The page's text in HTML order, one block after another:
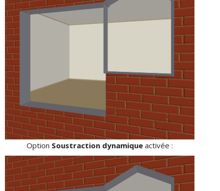
Option Soustraction dynamique activée :